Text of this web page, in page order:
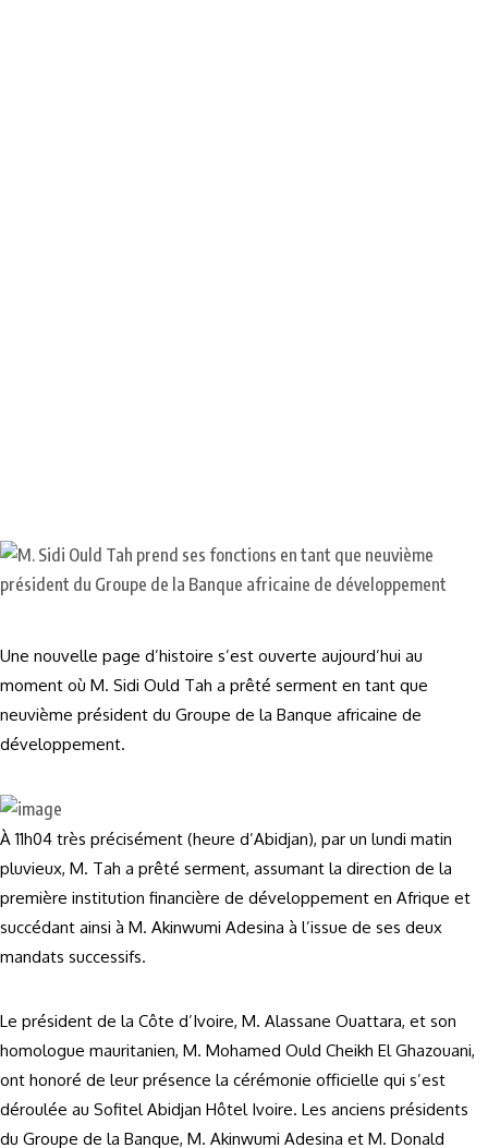
Une nouvelle page d’histoire s’est ouverte aujourd’hui au
moment où M. Sidi Ould Tah a prêté serment en tant que
neuvième président du Groupe de la Banque africaine de
développement.
À 11h04 très précisément (heure d’Abidjan), par un lundi matin
pluvieux, M. Tah a prêté serment, assumant la direction de la
première institution financière de développement en Afrique et
succédant ainsi à M. Akinwumi Adesina à l’issue de ses deux
mandats successifs.
Le président de la Côte d’Ivoire, M. Alassane Ouattara, et son
homologue mauritanien, M. Mohamed Ould Cheikh El Ghazouani,
ont honoré de leur présence la cérémonie officielle qui s’est
déroulée au Sofitel Abidjan Hôtel Ivoire. Les anciens présidents
du Groupe de la Banque, M. Akinwumi Adesina et M. Donald